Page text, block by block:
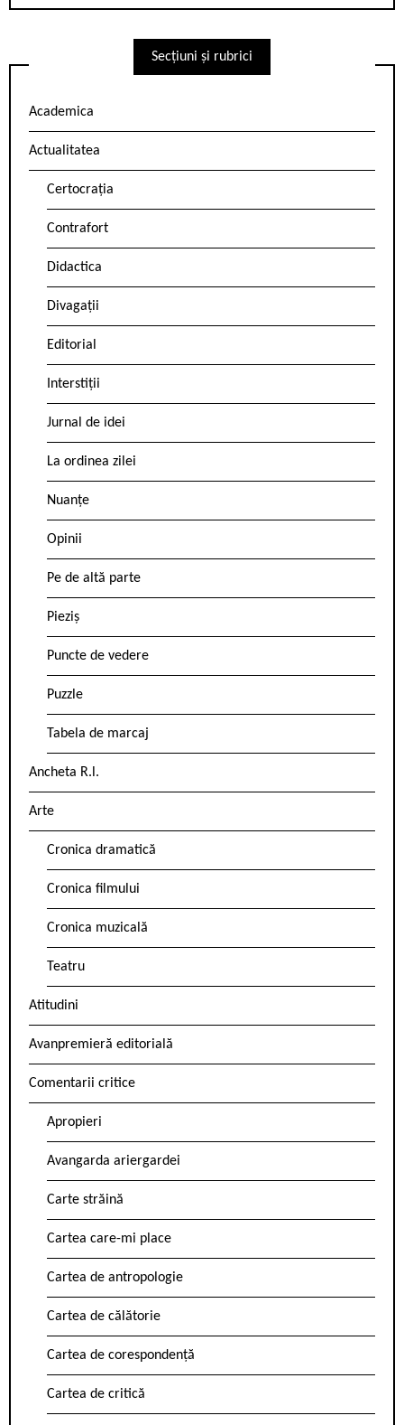
Secțiuni și rubrici
Academica
Actualitatea
Certocrația
Contrafort
Didactica
Divagații
Editorial
Interstiții
Jurnal de idei
La ordinea zilei
Nuanțe
Opinii
Pe de altă parte
Pieziș
Puncte de vedere
Puzzle
Tabela de marcaj
Ancheta R.l.
Arte
Cronica dramatică
Cronica filmului
Cronica muzicală
Teatru
Atitudini
Avanpremieră editorială
Comentarii critice
Apropieri
Avangarda ariergardei
Carte străină
Cartea care-mi place
Cartea de antropologie
Cartea de călătorie
Cartea de corespondență
Cartea de critică